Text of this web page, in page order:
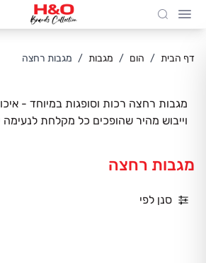
חיפוש
דף הבית / הום / מגבות / מגבות רחצה
מגבות רחצה רכות וסופגות במיוחד -
וייבוש מהיר שהופכים כל מקלחת לנעימה
מגבות רחצה
סנן לפי